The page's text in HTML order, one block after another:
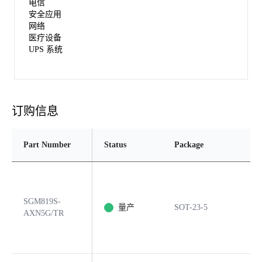
电信
安全应用
网络
医疗设备
UPS 系统
订购信息
Part Number Status Package
SGM819S-
AXN5G/TR
量产 SOT-23-5